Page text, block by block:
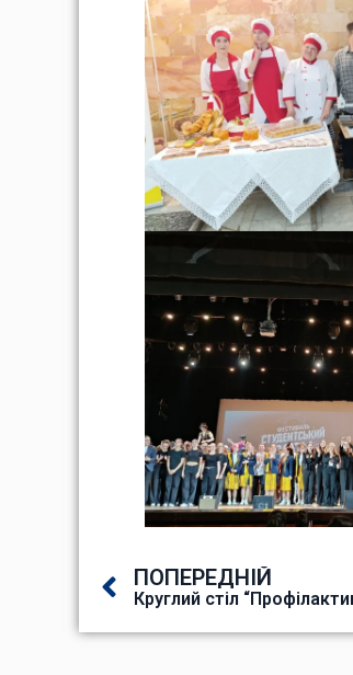
ПОПЕРЕДНІЙ